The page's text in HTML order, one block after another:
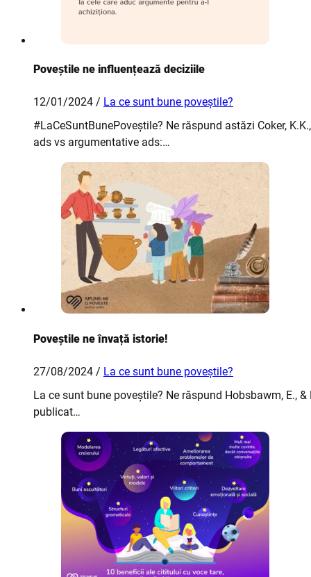
Poveștile ne influențează deciziile
12/01/2024 / La ce sunt bune poveștile?
#LaCeSuntBunePoveștile? Ne răspund astăzi Coker,
ads vs argumentative ads:…
Poveștile ne învață istorie!
27/08/2024 / La ce sunt bune poveștile?
La ce sunt bune poveștile? Ne răspund Hobsbawm, E.,
publicat…